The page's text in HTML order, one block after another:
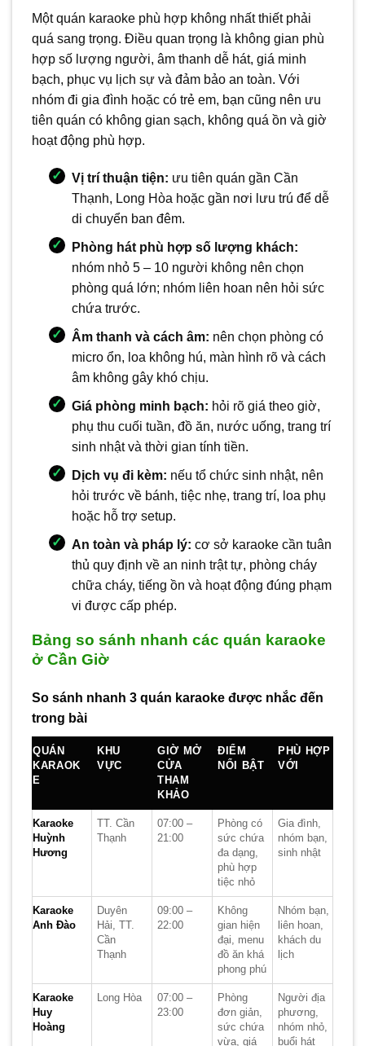
Một quán karaoke phù hợp không nhất thiết phải
quá sang trọng. Điều quan trọng là không gian phù
hợp số lượng người, âm thanh dễ hát, giá minh
bạch, phục vụ lịch sự và đảm bảo an toàn. Với
nhóm đi gia đình hoặc có trẻ em, bạn cũng nên ưu
tiên quán có không gian sạch, không quá ồn và giờ
hoạt động phù hợp.
Vị trí thuận tiện: ưu tiên quán gần Cần
Thạnh, Long Hòa hoặc gần nơi lưu trú để dễ
di chuyển ban đêm.
Phòng hát phù hợp số lượng khách:
nhóm nhỏ 5 – 10 người không nên chọn
phòng quá lớn; nhóm liên hoan nên hỏi sức
chứa trước.
Âm thanh và cách âm: nên chọn phòng có
micro ổn, loa không hú, màn hình rõ và cách
âm không gây khó chịu.
Giá phòng minh bạch: hỏi rõ giá theo giờ,
phụ thu cuối tuần, đồ ăn, nước uống, trang trí
sinh nhật và thời gian tính tiền.
Dịch vụ đi kèm: nếu tổ chức sinh nhật, nên
hỏi trước về bánh, tiệc nhẹ, trang trí, loa phụ
hoặc hỗ trợ setup.
An toàn và pháp lý: cơ sở karaoke cần tuân
thủ quy định về an ninh trật tự, phòng cháy
chữa cháy, tiếng ồn và hoạt động đúng phạm
vi được cấp phép.
Bảng so sánh nhanh các quán karaoke
ở Cần Giờ
So sánh nhanh 3 quán karaoke được nhắc đến
trong bài
QUÁN
KARAOK
E
KHU
VỰC
GIỜ MỞ
CỬA
THAM
KHẢO
ĐIỂM
NỔI BẬT
PHÙ HỢP
VỚI
Karaoke
Huỳnh
Hương
TT. Cần
Thạnh
07:00 –
21:00
Phòng có
sức chứa
đa dạng,
phù hợp
tiệc nhỏ
Gia đình,
nhóm bạn,
sinh nhật
Karaoke
Anh Đào
Duyên
Hải, TT.
Cần
Thạnh
09:00 –
22:00
Không
gian hiện
đại, menu
đồ ăn khá
phong phú
Nhóm bạn,
liên hoan,
khách du
lịch
Karaoke
Huy
Hoàng
Long Hòa
07:00 –
23:00
Phòng
đơn giản,
sức chứa
vừa, giá
Người địa
phương,
nhóm nhỏ,
buổi hát